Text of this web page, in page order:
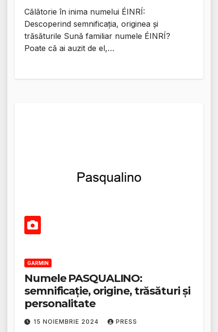
Călătorie în inima numelui ÉINRÍ:
Descoperind semnificația, originea și
trăsăturile Sună familiar numele ÉINRÍ?
Poate că ai auzit de el,…
GARMIN
Numele PASQUALINO:
semnificație, origine, trăsături și
personalitate
15 NOIEMBRIE 2024 PRESS